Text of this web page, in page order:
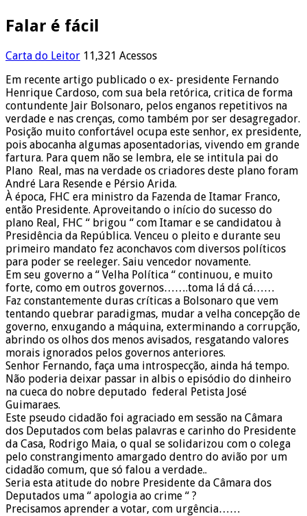
Falar é fácil
Carta do Leitor 11,321 Acessos
Em recente artigo publicado o ex- presidente Fernando
Henrique Cardoso, com sua bela retórica, critica de forma
contundente Jair Bolsonaro, pelos enganos repetitivos na
verdade e nas crenças, como também por ser desagregador.
Posição muito confortável ocupa este senhor, ex presidente,
pois abocanha algumas aposentadorias, vivendo em grande
fartura. Para quem não se lembra, ele se intitula pai do
Plano Real, mas na verdade os criadores deste plano foram
André Lara Resende e Pérsio Arida.
À época, FHC era ministro da Fazenda de Itamar Franco,
então Presidente. Aproveitando o início do sucesso do
plano Real, FHC “ brigou “ com Itamar e se candidatou à
Presidência da República. Venceu o pleito e durante seu
primeiro mandato fez aconchavos com diversos políticos
para poder se reeleger. Saiu vencedor novamente.
Em seu governo a “ Velha Política “ continuou, e muito
forte, como em outros governos…….toma lá dá cá……
Faz constantemente duras críticas a Bolsonaro que vem
tentando quebrar paradigmas, mudar a velha concepção de
governo, enxugando a máquina, exterminando a corrupção,
abrindo os olhos dos menos avisados, resgatando valores
morais ignorados pelos governos anteriores.
Senhor Fernando, faça uma introspecção, ainda há tempo.
Não poderia deixar passar in albis o episódio do dinheiro
na cueca do nobre deputado federal Petista José
Guimaraes.
Este pseudo cidadão foi agraciado em sessão na Câmara
dos Deputados com belas palavras e carinho do Presidente
da Casa, Rodrigo Maia, o qual se solidarizou com o colega
pelo constrangimento amargado dentro do avião por um
cidadão comum, que só falou a verdade..
Seria esta atitude do nobre Presidente da Câmara dos
Deputados uma “ apologia ao crime “ ?
Precisamos aprender a votar, com urgência……